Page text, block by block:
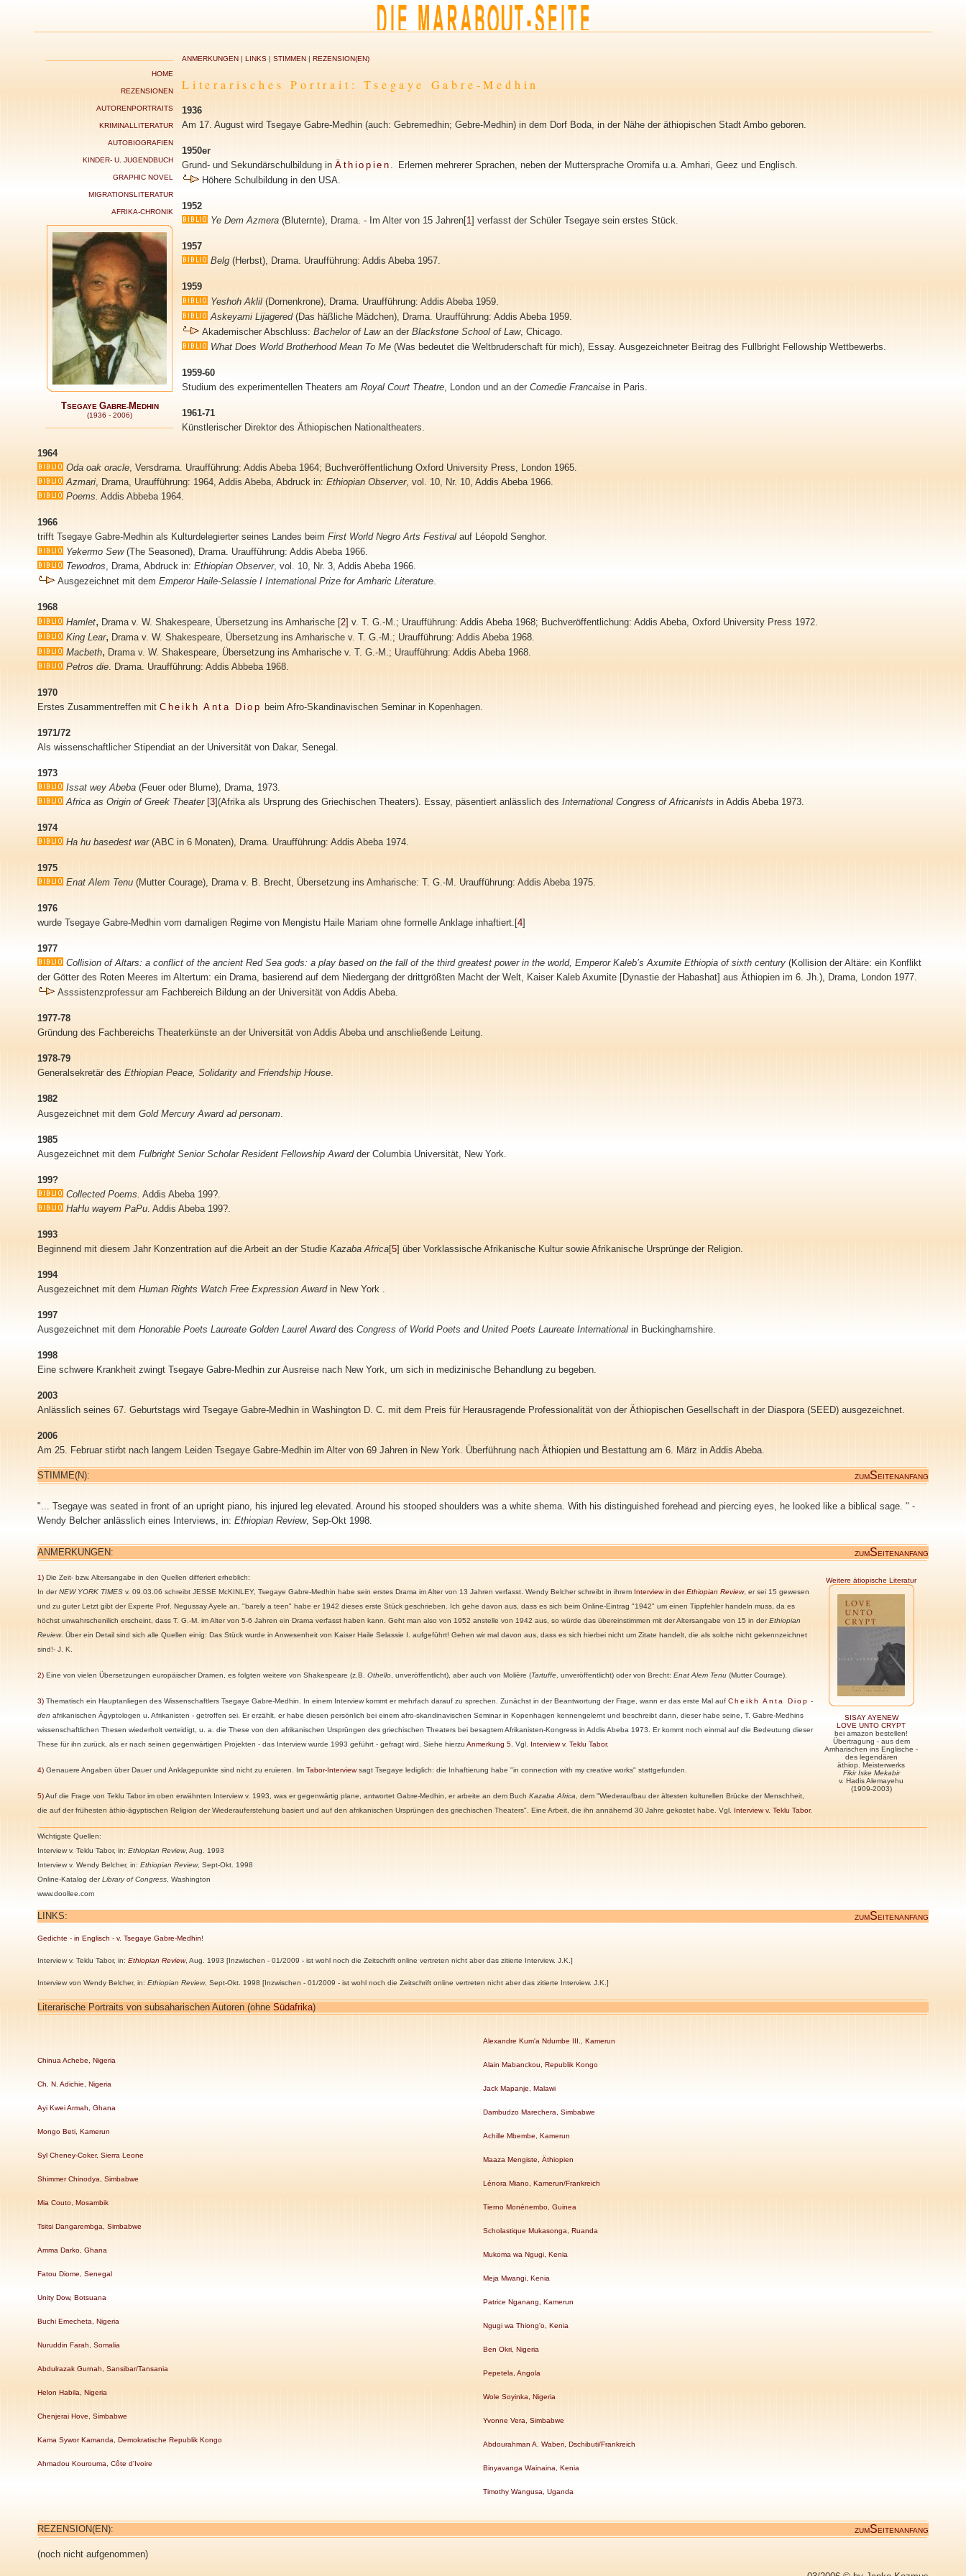
HOME
REZENSIONEN
AUTORENPORTRAITS
KRIMINALLITERATUR
AUTOBIOGRAFIEN
KINDER- U. JUGENDBUCH
GRAPHIC NOVEL
MIGRATIONSLITERATUR
AFRIKA-CHRONIK
TSEGAYE GABRE-MEDHIN
(1936 - 2006)
ANMERKUNGEN | LINKS | STIMMEN | REZENSION(EN)
Literarisches Portrait: Tsegaye Gabre-Medhin
1936
Am 17. August wird Tsegaye Gabre-Medhin (auch: Gebremedhin; Gebre-Medhin) in dem Dorf Boda, in der Nähe der äthiopischen Stadt Ambo geboren.
1950er
Grund- und Sekundärschulbildung in Äthiopien .
Erlernen mehrerer Sprachen, neben der Muttersprache Oromifa u.a. Amhari, Geez und Englisch.
Höhere Schulbildung in den USA.
1952
Ye Dem Azmera (Bluternte), Drama. - Im Alter von 15 Jahren[1] verfasst der Schüler Tsegaye sein erstes Stück.
1957
Belg (Herbst), Drama. Uraufführung: Addis Abeba 1957.
1959
Yeshoh Aklil (Dornenkrone), Drama. Uraufführung: Addis Abeba 1959.
Askeyami Lijagered(Das häßliche Mädchen), Drama. Uraufführung: Addis Abeba 1959.
Akademischer Abschluss: Bachelor of Lawan der Blackstone School of Law, Chicago.
What Does World Brotherhood Mean To Me (Was bedeutet die Weltbruderschaft für mich), Essay. Ausgezeichneter Beitrag des Fullbright Fellowship Wettbewerbs.
1959-60
Studium des experimentellen Theaters am Royal Court Theatre, London und an der Comedie Francaise in Paris.
1961-71
Künstlerischer Direktor des Äthiopischen Nationaltheaters.
1964
Oda oak oracle, Versdrama. Uraufführung: Addis Abeba 1964; Buchveröffentlichung Oxford University Press, London 1965.
Azmari, Drama, Uraufführung: 1964, Addis Abeba, Abdruck in: Ethiopian Observer, vol. 10, Nr. 10, Addis Abeba 1966.
Poems. Addis Abbeba 1964.
1966
trifft Tsegaye Gabre-Medhin als Kulturdelegierter seines Landes beim First World Negro Arts Festival auf Léopold Senghor.
Yekermo Sew(The Seasoned), Drama. Uraufführung: Addis Abeba 1966.
Tewodros, Drama, Abdruck in: Ethiopian Observer, vol. 10, Nr. 3, Addis Abeba 1966.
Ausgezeichnet mit dem Emperor Haile-Selassie I International Prize for Amharic Literature.
1968
Hamlet, Drama v. W. Shakespeare, Übersetzung ins Amharische [2] v. T. G.-M.; Uraufführung: Addis Abeba 1968; Buchveröffentlichung: Addis Abeba, Oxford University Press 1972.
King Lear, Drama v. W. Shakespeare, Übersetzung ins Amharische v. T. G.-M.; Uraufführung: Addis Abeba 1968.
Macbeth, Drama v. W. Shakespeare, Übersetzung ins Amharische v. T. G.-M.; Uraufführung: Addis Abeba 1968.
Petros die. Drama. Uraufführung: Addis Abbeba 1968.
1970
Erstes Zusammentreffen mit Cheikh Anta Diop beim Afro-Skandinavischen Seminar in Kopenhagen.
1971/72
Als wissenschaftlicher Stipendiat an der Universität von Dakar, Senegal.
1973
Issat wey Abeba (Feuer oder Blume), Drama, 1973.
Africa as Origin of Greek Theater [3](Afrika als Ursprung des Griechischen Theaters). Essay, päsentiert anlässlich des International Congress of Africanists in Addis Abeba 1973.
1974
Ha hu basedest war (ABC in 6 Monaten), Drama. Uraufführung: Addis Abeba 1974.
1975
Enat Alem Tenu (Mutter Courage), Drama v. B. Brecht, Übersetzung ins Amharische: T. G.-M. Uraufführung: Addis Abeba 1975.
1976
wurde Tsegaye Gabre-Medhin vom damaligen Regime von Mengistu Haile Mariam ohne formelle Anklage inhaftiert.[4]
1977
Collision of Altars: a conflict of the ancient Red Sea gods: a play based on the fall of the third greatest power in the world, Emperor Kaleb’s Axumite Ethiopia of sixth century (Kollision der Altäre: ein Konflikt
der Götter des Roten Meeres im Altertum: ein Drama, basierend auf dem Niedergang der drittgrößten Macht der Welt, Kaiser Kaleb Axumite [Dynastie der Habashat] aus Äthiopien im 6. Jh.), Drama, London 1977.
Asssistenzprofessur am Fachbereich Bildung an der Universität von Addis Abeba.
1977-78
Gründung des Fachbereichs Theaterkünste an der Universität von Addis Abeba und anschließende Leitung.
1978-79
Generalsekretär des Ethiopian Peace, Solidarity and Friendship House.
1982
Ausgezeichnet mit dem Gold Mercury Award ad personam.
1985
Ausgezeichnet mit dem Fulbright Senior Scholar Resident Fellowship Awardder Columbia Universität, New York.
199?
Collected Poems. Addis Abeba 199?.
HaHu wayem PaPu. Addis Abeba 199?.
1993
Beginnend mit diesem Jahr Konzentration auf die Arbeit an der Studie Kazaba Africa[5] über Vorklassische Afrikanische Kultur sowie Afrikanische Ursprünge der Religion.
1994
Ausgezeichnet mit dem Human Rights Watch Free Expression Awardin New York .
1997
Ausgezeichnet mit dem Honorable Poets Laureate Golden Laurel Awarddes Congress of World Poets and United Poets Laureate International in Buckinghamshire.
1998
Eine schwere Krankheit zwingt Tsegaye Gabre-Medhin zur Ausreise nach New York, um sich in medizinische Behandlung zu begeben.
2003
Anlässlich seines 67. Geburtstags wird Tsegaye Gabre-Medhin in Washington D. C. mit dem Preis für Herausragende Professionalität von der Äthiopischen Gesellschaft in der Diaspora (SEED) ausgezeichnet.
2006
Am 25. Februar stirbt nach langem Leiden Tsegaye Gabre-Medhin im Alter von 69 Jahren in New York. Überführung nach Äthiopien und Bestattung am 6. März in Addis Abeba.
STIMME(N): ZUMSEITENANFANG
"... Tsegaye was seated in front of an upright piano, his injured leg elevated. Around his stooped shoulders was a white shema. With his distinguished forehead and piercing eyes, he looked like a biblical sage. " -
Wendy Belcher anlässlich eines Interviews, in: Ethiopian Review, Sep-Okt 1998.
ANMERKUNGEN: ZUMSEITENANFANG
Weitere ätiopische Literatur
SISAY AYENEW
LOVE UNTO CRYPT
bei amazon bestellen!
Übertragung - aus dem
Amharischen ins Englische -
des legendären
äthiop. Meisterwerks
Fikir Iske Mekabir
v. Hadis Alemayehu
(1909-2003)
1) Die Zeit- bzw. Altersangabe in den Quellen differiert erheblich:
In derNEW YORK TIMES v. 09.03.06 schreibt JESSE McKINLEY, Tsegaye Gabre-Medhin habe sein erstes Drama im Alter von 13 Jahren verfasst. Wendy Belcher schreibt in ihrem Interview in derEthiopian Review, er sei 15 gewesen
und zu guter Letzt gibt der Experte Prof. Negussay Ayele an, "barely a teen" habe er 1942 dieses erste Stück geschrieben. Ich gehe davon aus, dass es sich beim Online-Eintrag "1942" um einen Tippfehler handeln muss, da es
höchst unwahrschenilich erscheint, dass T. G.-M. im Alter von 5-6 Jahren ein Drama verfasst haben kann. Geht man also von 1952 anstelle von 1942 aus, so würde das übereinstimmen mit der Altersangabe von 15 in derEthiopian
Review. Über ein Detail sind sich alle Quellen einig: Das Stück wurde in Anwesenheit von Kaiser Haile Selassie I. aufgeführt! Gehen wir mal davon aus, dass es sich hierbei nicht um Zitate handelt, die als solche nicht gekennzeichnet
sind!- J. K.
2) Eine von vielen Übersetzungen europäischer Dramen, es folgten weitere von Shakespeare (z.B. Othello , unveröffentlicht), aber auch von Molière (Tartuffe , unveröffentlicht) oder von Brecht: Enat Alem Tenu (Mutter Courage).
3) Thematisch ein Hauptanliegen des Wissenschaftlers Tsegaye Gabre-Medhin. In einem Interview kommt er mehrfach darauf zu sprechen. Zunächst in der Beantwortung der Frage, wann er das erste Mal auf Cheikh Anta Diop -
den afrikanischen Ägyptologen u. Afrikanisten - getroffen sei. Er erzählt, er habe diesen persönlich bei einem afro-skandinavischen Seminar in Kopenhagen kennengelernt und beschreibt dann , dieser habe seine, T. Gabre-Medhins
wissenschaftlichen Thesen wiederholt verteidigt, u. a. die These von den afrikanischen Ursprüngen des griechischen Theaters bei besagtem Afrikanisten-Kongress in Addis Abeba 1973. Er kommt noch einmal auf die Bedeutung dieser
These für ihn zurück, als er nach seinen gegenwärtigen Projekten - das Interview wurde 1993 geführt - gefragt wird. Siehe hierzu Anmerkung 5 . Vgl. Interview v. Teklu Tabor.
4) Genauere Angaben über Dauer und Anklagepunkte sind nicht zu eruieren. Im Tabor-Interviewsagt Tsegaye lediglich: die Inhaftierung habe "in connection with my creative works" stattgefunden.
5)Auf die Frage von Teklu Tabor im oben erwähnten Interview v. 1993, was er gegenwärtig plane, antwortet Gabre-Medhin, er arbeite an dem Buch Kazaba Africa , dem "Wiederaufbau der ältesten kulturellen Brücke der Menschheit,
die auf der frühesten äthio-ägyptischen Religion der Wiederauferstehung basiert und auf den afrikanischen Ursprüngen des griechischen Theaters". Eine Arbeit, die ihn annähernd 30 Jahre gekostet habe Vgl. Interview v. Teklu Tabor.
Wichtigste Quellen:
Interview v. Teklu Tabor, in: Ethiopian Review, Aug. 1993
Interview v. Wendy Belcher, in: Ethiopian Review, Sept-Okt. 1998
Online-Katalog derLibrary of Congress , Washington
www.doollee.com
LINKS: ZUMSEITENANFANG
Gedichte - in Englisch - v. Tsegaye Gabre-Medhin!
Interview v. Teklu Tabor, in: Ethiopian Review, Aug. 1993 [Inzwischen - 01/2009 - ist wohl noch die Zeitschrift online vertreten nicht aber das zitierte Interview. J.K.]
Interview von Wendy Belcher, in: Ethiopian Review, Sept-Okt. 1998 [Inzwischen - 01/2009 - ist wohl noch die Zeitschrift online vertreten nicht aber das zitierte Interview. J.K.]
Literarische Portraits von subsaharischen Autoren (ohne Südafrika)
Chinua Achebe, Nigeria
Ch. N. Adichie, Nigeria
Ayi Kwei Armah, Ghana
Mongo Beti, Kamerun
Syl Cheney-Coker, Sierra Leone
Shimmer Chinodya, Simbabwe
Mia Couto, Mosambik
Tsitsi Dangarembga, Simbabwe
Amma Darko, Ghana
Fatou Diome, Senegal
Unity Dow, Botsuana
Buchi Emecheta, Nigeria
Nuruddin Farah, Somalia
Abdulrazak Gurnah, Sansibar/Tansania
Helon Habila, Nigeria
Chenjerai Hove, Simbabwe
Kama Sywor Kamanda, Demokratische Republik Kongo
Ahmadou Kourouma, Côte d'Ivoire
Alexandre Kum'a Ndumbe III., Kamerun
Alain Mabanckou, Republik Kongo
Jack Mapanje, Malawi
Dambudzo Marechera, Simbabwe
Achille Mbembe, Kamerun
Maaza Mengiste, Äthiopien
Lénora Miano, Kamerun/Frankreich
Tierno Monénembo, Guinea
Scholastique Mukasonga, Ruanda
Mukoma wa Ngugi, Kenia
Meja Mwangi, Kenia
Patrice Nganang, Kamerun
Ngugi wa Thiong'o, Kenia
Ben Okri, Nigeria
Pepetela, Angola
Wole Soyinka, Nigeria
Yvonne Vera, Simbabwe
Abdourahman A. Waberi, Dschibuti/Frankreich
Binyavanga Wainaina, Kenia
Timothy Wangusa, Uganda
REZENSION(EN): ZUMSEITENANFANG
(noch nicht aufgenommen)